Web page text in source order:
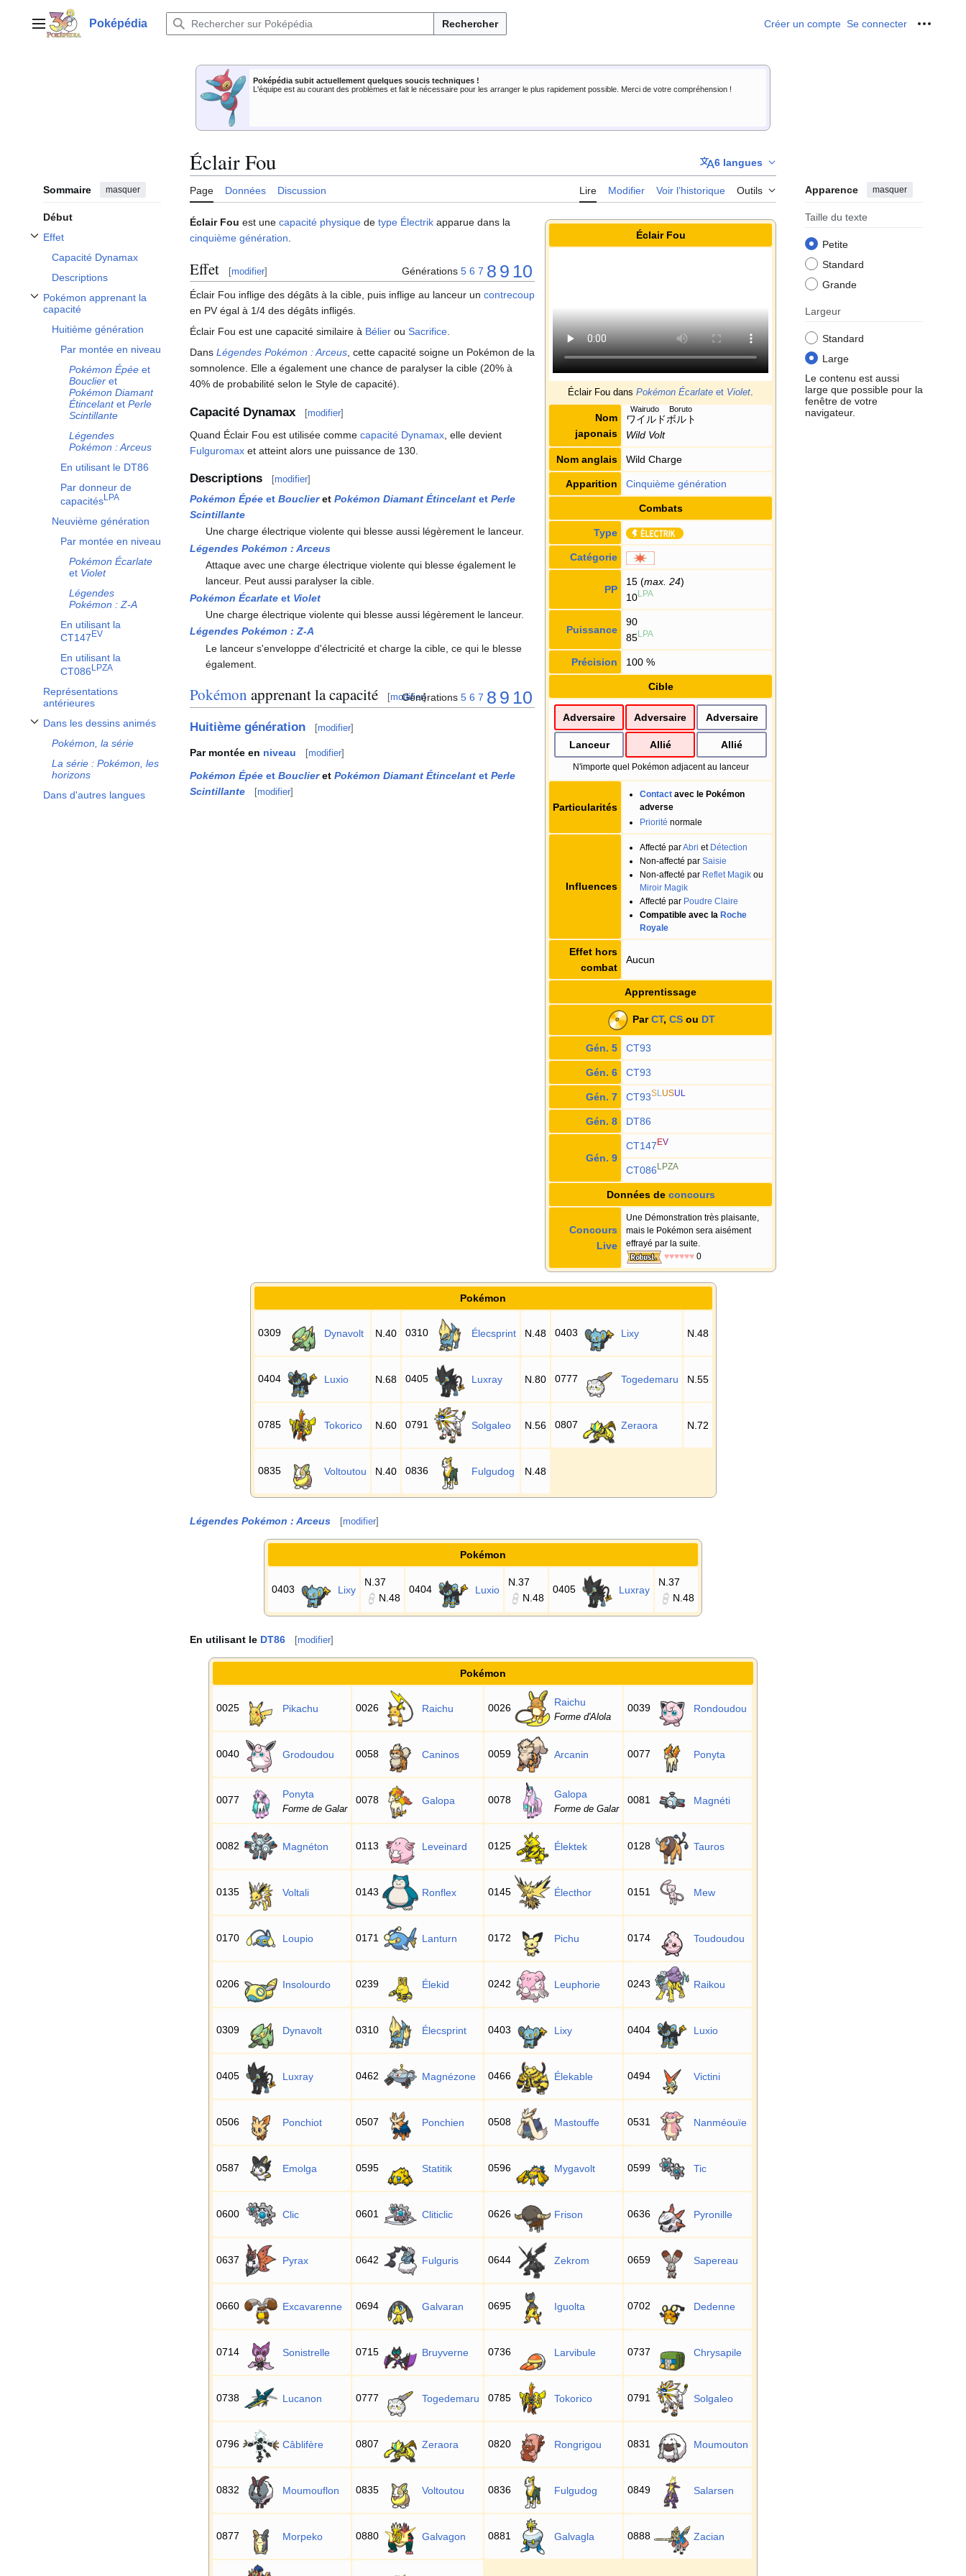
contenuMenu principalPoképédia Rechercher Créer un compte Se connecter Outils
Poképédia subit actuellement quelques soucis techniques !
L'équipe est au courant des problèmes et fait le nécessaire pour les arranger le plus rapidement possible. Merci de votre compréhension !
Sommaire masquer
Début
Effet
Afficher / masquer la sous-section Effet
Capacité Dynamax
Descriptions
Pokémon apprenant la
capacité
Afficher / masquer la sous-section Pokémon apprenant la capacité
Huitième génération
Par montée en niveau
Pokémon Épée et
Bouclier et
Pokémon Diamant
Étincelantet Perle
Scintillante
Légendes
Pokémon : Arceus
En utilisant le DT86
Par donneur de
capacités LPA
Neuvième génération
Par montée en niveau
Pokémon Écarlate
et Violet
Légendes
Pokémon : Z-A
En utilisant la
CT147 EV
En utilisant la
CT086 LPZA
Représentations
antérieures
Dans les dessins animés
Afficher / masquer la sous-section Dans les dessins animés
Pokémon, la série
La série : Pokémon, les
horizons
Dans d'autres langues
Éclair Fou 6 langues
Page Données Discussion Lire Modifier Voir l’historique Outils Apparence masquer
Taille du texte
Petite
Standard
Grande
Largeur
Standard
Large
Le contenu est aussi
large que possible pour la
fenêtre de votre
navigateur.
Éclair Fou
Éclair Fou dans Pokémon Écarlate et Violet.
Nom
japonais
ワイルドボルト
Wairudo Boruto
Wild Volt
Nom anglais Wild Charge
Apparition Cinquième génération
Combats
Type
Catégorie
PP
15 (max. 24)
10 LPA
Puissance
90
85 LPA
Précision 100 %
Cible
Adversaire Adversaire Adversaire
Lanceur Allié Allié
N'importe quel Pokémon adjacent au lanceur
Particularités
Contactavec le Pokémon
adverse
Priorité normale
Influences
Affecté par Abri et Détection
Non-affecté par Saisie
Non-affecté par Reflet Magikou
Miroir Magik
Affecté par Poudre Claire
Compatible avec la Roche
Royale
Effet hors
combat
Aucun
Apprentissage
ParCT, CSou DT
Gén. 5 CT93
Gén. 6 CT93
Gén. 7 CT93S USUL
Gén. 8 DT86
Gén. 9
CT147 EV
CT086 LPZA
Données de concours
Concours
Live
Une Démonstration très plaisante,
mais le Pokémon sera aisément
effrayé par la suite.
♥♥♥♥♥♥ 0
Éclair Fou est une capacité physique de type Électrik apparue dans la
cinquième génération
Effet [modifier] Générations 5 6 7 8 9 10
Éclair Fou inflige des dégâts à la cible, puis inflige au lanceur un contrecoup
en PV égal à 1/4 des dégâts infligés.
Éclair Fou est une capacité similaire à Bélier ou Sacrifice
Dans Légendes Pokémon : Arceus , cette capacité soigne un Pokémon de la
somnolence. Elle a également une chance de paralyser la cible (20% à
40% de probabilité selon le Style de capacité).
Capacité Dynamax [modifier]
Quand Éclair Fou est utilisée comme capacité Dynamax , elle devient
Fulguromax et atteint alors une puissance de 130.
Descriptions [modifier]
Pokémon Épée et Bouclieret Pokémon Diamant Étincelant et Perle
Scintillante
Une charge électrique violente qui blesse aussi légèrement le lanceur.
Légendes Pokémon : Arceus
Attaque avec une charge électrique violente qui blesse également le
lanceur. Peut aussi paralyser la cible.
Pokémon Écarlate et Violet
Une charge électrique violente qui blesse aussi légèrement le lanceur.
Légendes Pokémon :Z-A
Le lanceur s'enveloppe d'électricité et charge la cible, ce qui le blesse
également.
Pokémon apprenant la capacité [modifier]
Générations 5 6 7 8 9 10
Huitième génération [modifier]
Par montée en niveau [modifier]
Pokémon Épée et Bouclieret Pokémon Diamant Étincelant et Perle
Scintillante
[modifier]
Pokémon
0309 Dynavolt N.40 0310 Élecsprint N.48 0403 Lixy N.48
0404 Luxio N.68 0405 Luxray N.80 0777 Togedemaru N.55
0785 Tokorico N.60 0791 Solgaleo N.56 0807 Zeraora N.72
0835 Voltoutou N.40 0836 Fulgudog N.48
Légendes Pokémon : Arceus [modifier]
Pokémon
0403 Lixy
N.37
N.48
0404 Luxio
N.37
N.48
0405 Luxray
N.37
N.48
En utilisant le DT86 [modifier]
Pokémon
0025 Pikachu 0026 Raichu 0026 Raichu
Forme d'Alola
0039 Rondoudou
0040 Grodoudou 0058 Caninos 0059 Arcanin 0077 Ponyta
0077 Ponyta
Forme de Galar
0078 Galopa 0078 Galopa
Forme de Galar
0081 Magnéti
0082 Magnéton 0113 Leveinard 0125 Élektek 0128 Tauros
0135 Voltali 0143 Ronflex 0145 Électhor 0151 Mew
0170 Loupio 0171 Lanturn 0172 Pichu 0174 Toudoudou
0206 Insolourdo 0239 Élekid 0242 Leuphorie 0243 Raikou
0309 Dynavolt 0310 Élecsprint 0403 Lixy 0404 Luxio
0405 Luxray 0462 Magnézone 0466 Élekable 0494 Victini
0506 Ponchiot 0507 Ponchien 0508 Mastouffe 0531 Nanméouïe
0587 Emolga 0595 Statitik 0596 Mygavolt 0599 Tic
0600 Clic 0601 Cliticlic 0626 Frison 0636 Pyronille
0637 Pyrax 0642 Fulguris 0644 Zekrom 0659 Sapereau
0660 Excavarenne 0694 Galvaran 0695 Iguolta 0702 Dedenne
0714 Sonistrelle 0715 Bruyverne 0736 Larvibule 0737 Chrysapile
0738 Lucanon 0777 Togedemaru 0785 Tokorico 0791 Solgaleo
0796 Câblifère 0807 Zeraora 0820 Rongrigou 0831 Moumouton
0832 Moumouflon 0835 Voltoutou 0836 Fulgudog 0849 Salarsen
0877 Morpeko 0880 Galvagon 0881 Galvagla 0888 Zacian